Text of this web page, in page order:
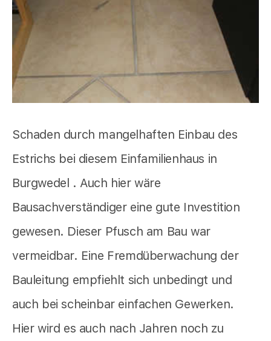
Schaden durch mangelhaften Einbau des
Estrichs bei diesem Einfamilienhaus in
Burgwedel . Auch hier wäre
Bausachverständiger eine gute Investition
gewesen. Dieser Pfusch am Bau war
vermeidbar. Eine Fremdüberwachung der
Bauleitung empfiehlt sich unbedingt und
auch bei scheinbar einfachen Gewerken.
Hier wird es auch nach Jahren noch zu